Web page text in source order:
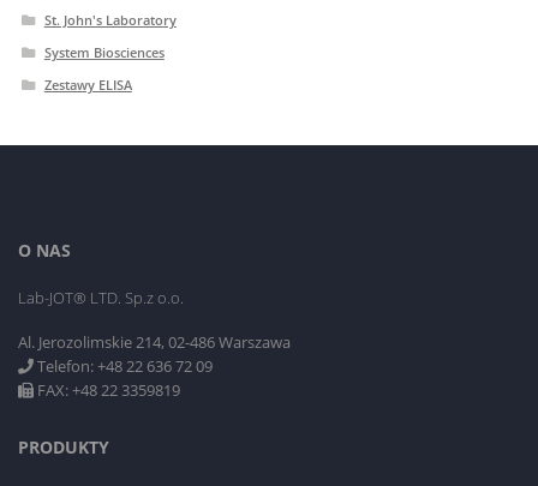
St. John's Laboratory
System Biosciences
Zestawy ELISA
O NAS
Lab-JOT® LTD. Sp.z o.o.
Al. Jerozolimskie 214, 02-486 Warszawa
Telefon: +48 22 636 72 09
FAX: +48 22 3359819
PRODUKTY